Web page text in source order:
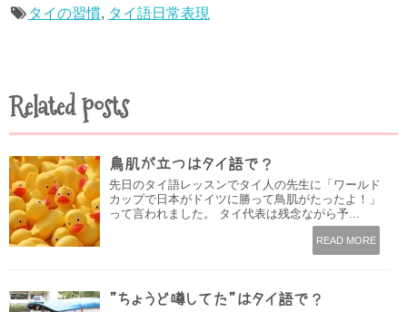
タイの習慣, タイ語日常表現
Related posts
鳥肌が立つはタイ語で？
先日のタイ語レッスンでタイ人の先生に「ワールド
カップで日本がドイツに勝って鳥肌がたったよ！」
って言われました。 タイ代表は残念ながら予...
READ MORE
”ちょうど噂してた”はタイ語で？